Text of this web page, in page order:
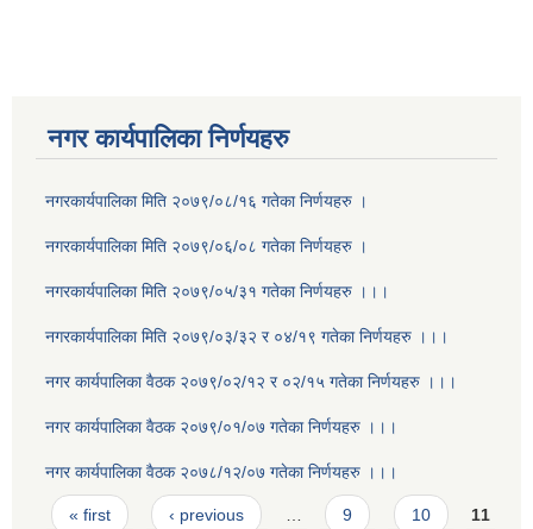
नगर कार्यपालिका निर्णयहरु
नगरकार्यपालिका मिति २०७९/०८/१६ गतेका निर्णयहरु ।
नगरकार्यपालिका मिति २०७९/०६/०८ गतेका निर्णयहरु ।
नगरकार्यपालिका मिति २०७९/०५/३१ गतेका निर्णयहरु ।।।
नगरकार्यपालिका मिति २०७९/०३/३२ र ०४/१९ गतेका निर्णयहरु ।।।
नगर कार्यपालिका वैठक २०७९/०२/१२ र ०२/१५ गतेका निर्णयहरु ।।।
नगर कार्यपालिका वैठक २०७९/०१/०७ गतेका निर्णयहरु ।।।
नगर कार्यपालिका वैठक २०७८/१२/०७ गतेका निर्णयहरु ।।।
Pages
« first ‹ previous … 9 10 11